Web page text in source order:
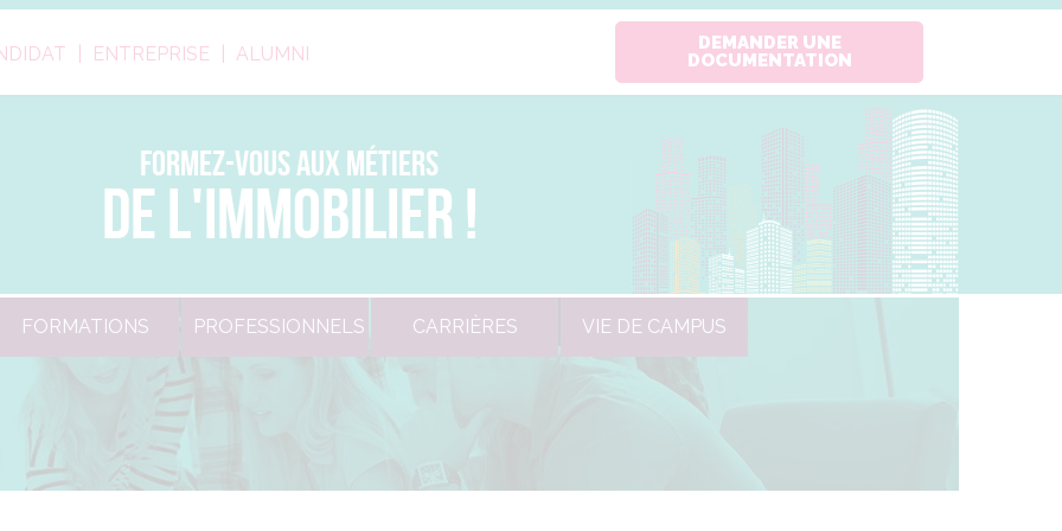
ENTREPRISE ALUMNI
DEMANDER UNE
DOCUMENTATION
FORMEZ-VOUS AUX MÉTIERS
DE L'IMMOBILIER !
FORMATIONS PROFESSIONNELS CARRIÈRES VIE DE CAMPUS